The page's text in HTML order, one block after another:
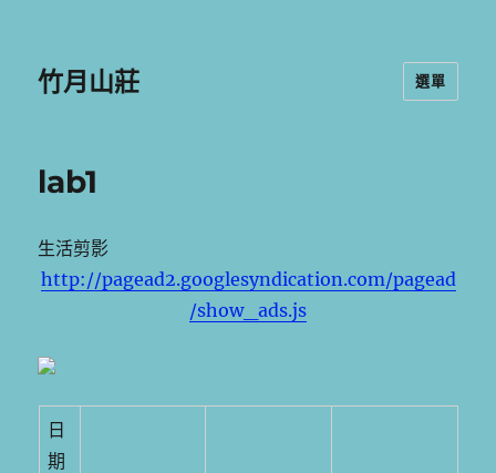
竹月山莊 選單
lab1
生活剪影
http://pagead2.googlesyndication.com/pagead
/show_ads.js
日
期